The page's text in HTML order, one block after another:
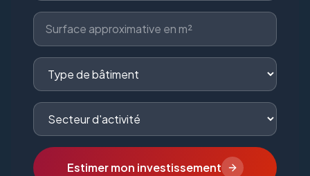
Estimer mon investissement